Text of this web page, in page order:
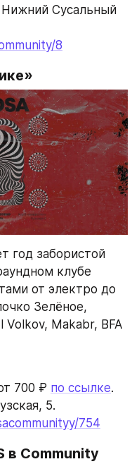
Нижний Сусальный
8
год забористой
клубе
от электро до
Зелёное,
Volkov, Makabr, BFA
700 ₽ по ссылке.
5.
754
в Community